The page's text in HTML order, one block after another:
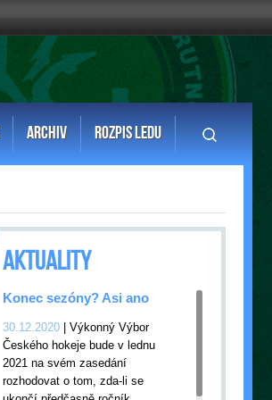
ARCHIV ROZPIS LEDU
AKTUALITY
Konec sezóny? Asi ano
30.12.2020 | Výkonný Výbor
Českého hokeje bude v lednu
2021 na svém zasedání
rozhodovat o tom, zda-li se